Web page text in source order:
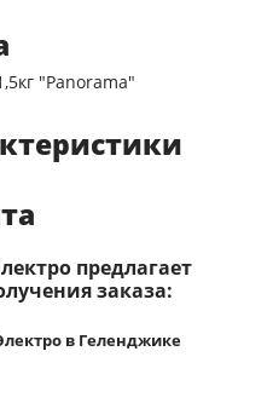
"Panorama"
предлагает
заказа:
в Геленджике